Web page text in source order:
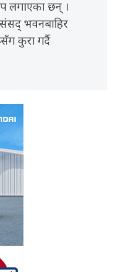
लगाएका छन् ।
भवनबाहिर
कुरा गर्दै